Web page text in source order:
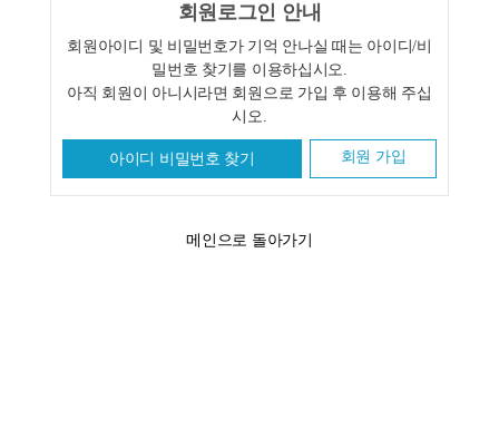
회원로그인 안내
회원아이디 및 비밀번호가 기억 안나실 때는 아이디/비
밀번호 찾기를 이용하십시오.
아직 회원이 아니시라면 회원으로 가입 후 이용해 주십
시오.
아이디 비밀번호 찾기 회원 가입
메인으로 돌아가기